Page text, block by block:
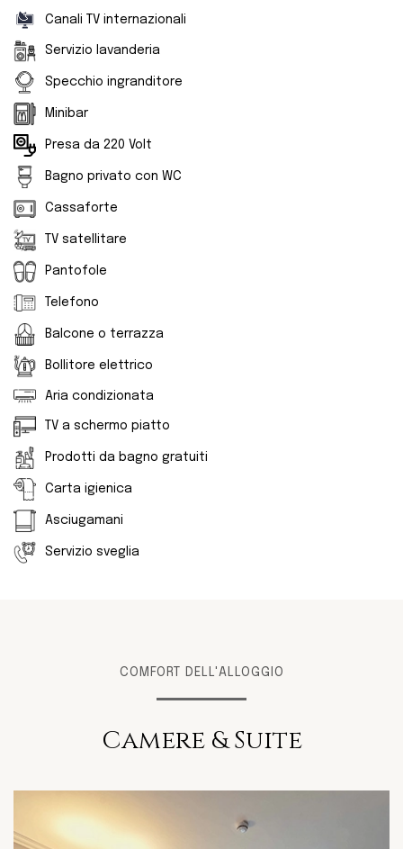
Canali TV internazionali
Servizio lavanderia
Specchio ingranditore
Minibar
Presa da 220 Volt
Bagno privato con WC
Cassaforte
TV satellitare
Pantofole
Telefono
Balcone o terrazza
Bollitore elettrico
Aria condizionata
TV a schermo piatto
Prodotti da bagno gratuiti
Carta igienica
Asciugamani
Servizio sveglia
COMFORT DELL'ALLOGGIO
Camere & Suite